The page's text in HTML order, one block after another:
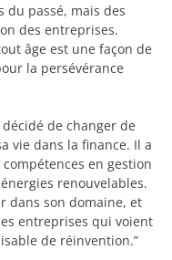
du passé, mais des
des entreprises.
âge est une façon de
la persévérance
de changer de
vie dans la finance. Il a
en gestion
renouvelables.
dans son domaine, et
entreprises qui voient
de réinvention.”